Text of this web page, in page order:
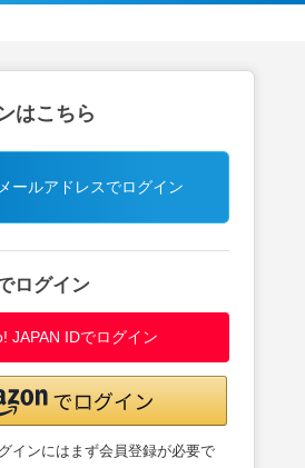
はこちら
ールアドレスでログイン
ログイン
JAPAN IDでログイン
インにはまず会員登録が必要で